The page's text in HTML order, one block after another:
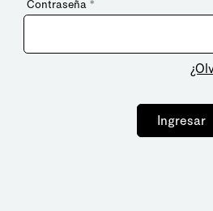
Contraseña *
Ingresar